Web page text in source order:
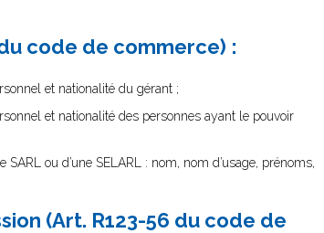
code de commerce) :
et nationalité du gérant ;
et nationalité des personnes ayant le pouvoir
ou d’une SELARL : nom, nom d’usage, prénoms,
(Art. R123-56 du code de